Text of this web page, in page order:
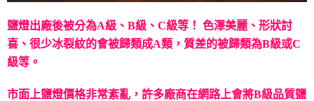
鹽燈出廠後被分為A級、B級、C級等！ 色澤美麗、形狀討
喜、很少冰裂紋的會被歸類成A類，質差的被歸類為B級或C
級等。
市面上鹽燈價格非常紊亂，許多廠商在網路上會將B級品質鹽